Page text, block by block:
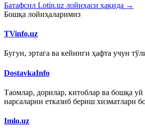
Батафсил Lotin.uz лойиҳаси ҳақида →
Бошқа лойиҳаларимиз
TVinfo.uz
Бугун, эртага ва кейинги ҳафта учун
DostavkaInfo
Таомлар, дорилар, китоблар ва бошқа уй
нарсаларни етказиб бериш хизматлари
Imlo.uz